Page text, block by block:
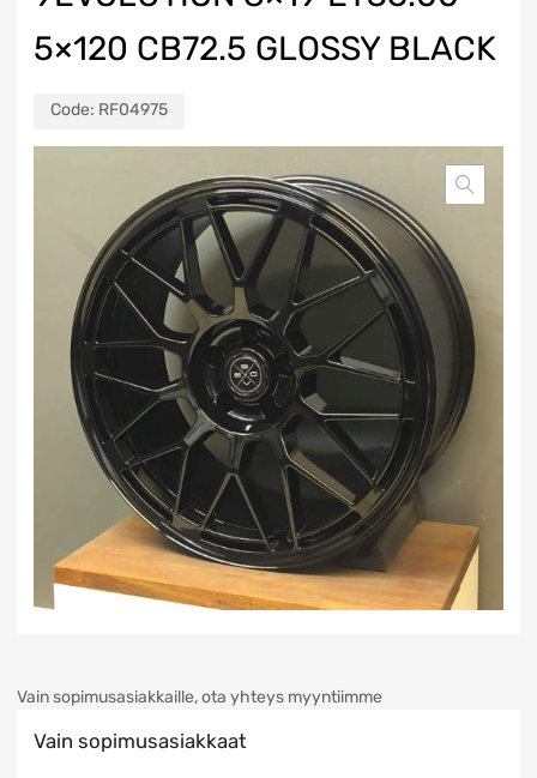
5×120 CB72.5 GLOSSY BLACK
Code: RF04975
Vain sopimusasiakkaille, ota yhteys myyntiimme
Vain sopimusasiakkaat